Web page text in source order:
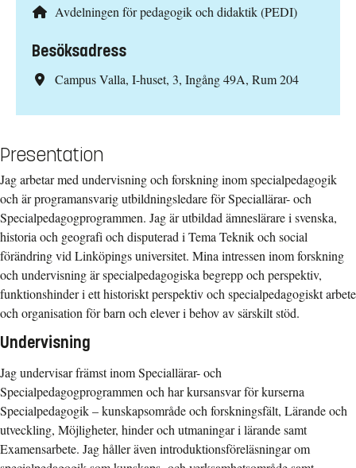
Avdelningen för pedagogik och didaktik (PEDI)
Besöksadress
Campus Valla, I-huset, 3, Ingång 49A, Rum 204
Presentation
Jag arbetar med undervisning och forskning inom specialpedagogik
och är programansvarig utbildningsledare för Speciallärar- och
Specialpedagogprogrammen. Jag är utbildad ämneslärare i svenska,
historia och geografi och disputerad i Tema Teknik och social
förändring vid Linköpings universitet. Mina intressen inom forskning
och undervisning är specialpedagogiska begrepp och perspektiv,
funktionshinder i ett historiskt perspektiv och specialpedagogiskt arbete
och organisation för barn och elever i behov av särskilt stöd.
Undervisning
Jag undervisar främst inom Speciallärar- och
Specialpedagogprogrammen och har kursansvar för kurserna
Specialpedagogik – kunskapsområde och forskningsfält, Lärande och
utveckling, Möjligheter, hinder och utmaningar i lärande samt
Examensarbete. Jag håller även introduktionsföreläsningar om